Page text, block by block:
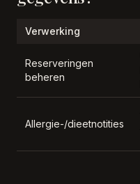
Verwerking
Reserveringen
beheren
Allergie-/dieetnotities